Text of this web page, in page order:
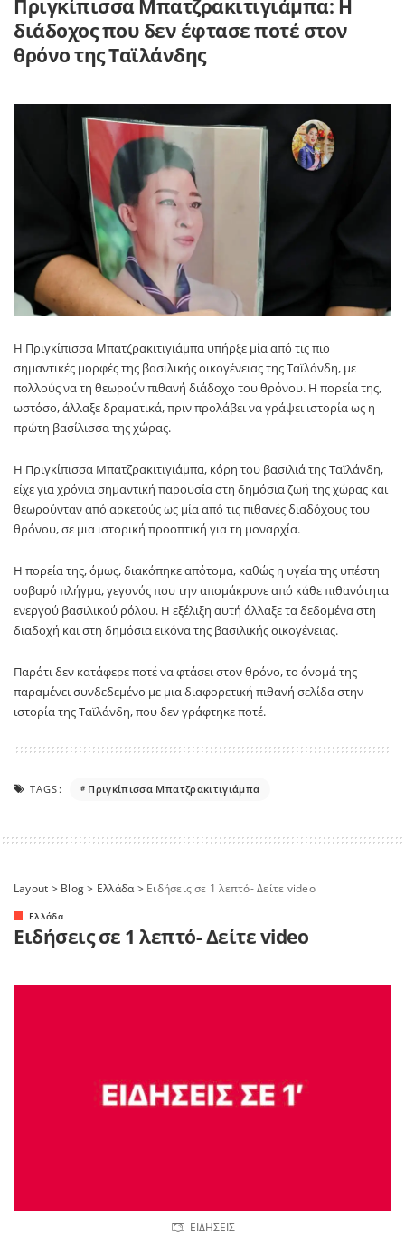
Πριγκίπισσα Μπατζρακιτιγιάμπα: Η
διάδοχος που δεν έφτασε ποτέ στον
θρόνο της Ταϊλάνδης
Η Πριγκίπισσα Μπατζρακιτιγιάμπα υπήρξε μία από τις πιο
σημαντικές μορφές της βασιλικής οικογένειας τηςΤαϊλάνδη, με
πολλούς να τη θεωρούν πιθανή διάδοχο του θρόνου. Η πορεία της,
ωστόσο, άλλαξε δραματικά, πριν προλάβει να γράψει ιστορία ως η
πρώτη βασίλισσα της χώρας.
Η Πριγκίπισσα Μπατζρακιτιγιάμπα, κόρη του βασιλιά τηςΤαϊλάνδη,
είχε για χρόνια σημαντική παρουσία στη δημόσια ζωή της χώρας και
θεωρούνταν από αρκετούς ως μία από τις πιθανές διαδόχους του
θρόνου, σε μια ιστορική προοπτική για τη μοναρχία.
Η πορεία της, όμως, διακόπηκε απότομα, καθώς η υγεία της υπέστη
σοβαρό πλήγμα, γεγονός που την απομάκρυνε από κάθε πιθανότητα
ενεργού βασιλικού ρόλου. Η εξέλιξη αυτή άλλαξε τα δεδομένα στη
διαδοχή και στη δημόσια εικόνα της βασιλικής οικογένειας.
Παρότι δεν κατάφερε ποτέ να φτάσει στον θρόνο, το όνομά της
παραμένει συνδεδεμένο με μια διαφορετική πιθανή σελίδα στην
ιστορία τηςΤαϊλάνδη, που δεν γράφτηκε ποτέ.
TAGS: Πριγκίπισσα Μπατζρακιτιγιάμπα
Layout > Blog> Ελλάδα> Ειδήσεις σε 1 λεπτό- Δείτε video
Ελλάδα
Ειδήσεις σε 1 λεπτό- Δείτε video
ΕΙΔΗΣΕΙΣ